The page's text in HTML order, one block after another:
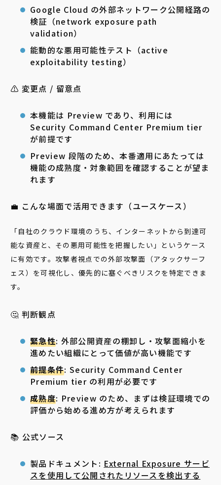
Google Cloud の外部ネットワーク公開経路の
検証（network exposure path
validation）
能動的な悪用可能性テスト（active
exploitability testing）
⚠️ 変更点 / 留意点
本機能は Preview であり、利用には
Security Command Center Premium tier
が前提です
Preview 段階のため、本番適用にあたっては
機能の成熟度・対象範囲を確認することが望ま
れます
💼 こんな場面で活用できます（ユースケース）
「自社のクラウド環境のうち、インターネットから到達可
能な資産と、その悪用可能性を把握したい」というケース
に有効です。攻撃者視点での外部攻撃面（アタックサーフ
ェス）を可視化し、優先的に塞ぐべきリスクを特定できま
す。
🤔 判断観点
緊急性: 外部公開資産の棚卸し・攻撃面縮小を
進めたい組織にとって価値が高い機能です
前提条件: Security Command Center
Premium tier の利用が必要です
成熟度: Preview のため、まずは検証環境での
評価から始める進め方が考えられます
📚 公式ソース
製品ドキュメント: External Exposure サービ
スを使用して公開されたリソースを検出する